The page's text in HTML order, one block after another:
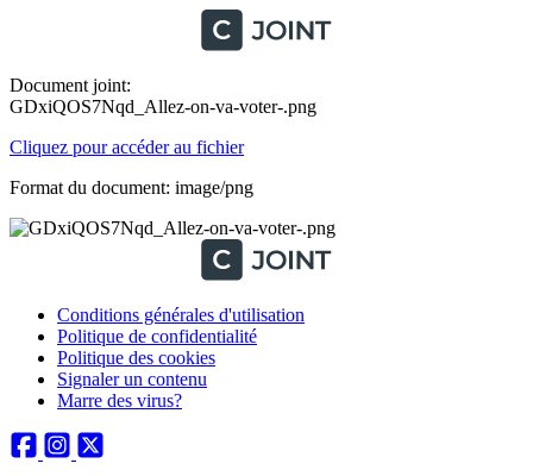
Document joint:
GDxiQOS7Nqd_Allez-on-va-voter-.png
Cliquez pour accéder au fichier
Format du document: image/png
Conditions générales d'utilisation
Politique de confidentialité
Politique des cookies
Signaler un contenu
Marre des virus?